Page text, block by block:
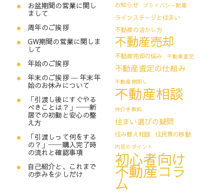
お盆期間の営業に関し
まして
周年のご挨拶
GW期間の営業に関しま
して
年始のご挨拶
年末のご挨拶 ― 年末年
始のお休みについて
「引渡し後にすぐやる
べきことは？」──新
居での初動と安心の整
え方
「引渡しって何をする
の？」──購入完了時
の流れと確認事項
自己紹介と、これまで
の歩みを少しだけ
お知らせ プライバシー配慮
ライフステージと住まい
不動産の活かし方
不動産売却
不動産売却の悩み 不動産査定
不動産査定の仕組み
不動産棚卸し
不動産相談
仲介手数料
住まい選びの疑問
住み替え相談 住民票の移動
内見のポイント
初心者向け
不動産コラ
ム